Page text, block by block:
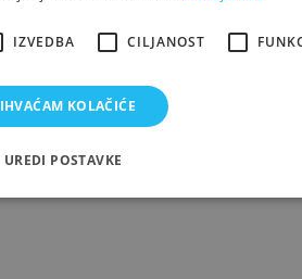
IZVEDBA CILJANOST
KOLAČIĆE
UREDI POSTAVKE